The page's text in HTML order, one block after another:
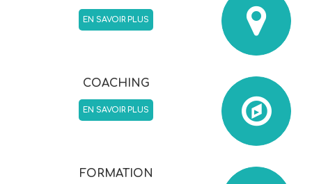
EN SAVOIR PLUS
COACHING
EN SAVOIR PLUS
FORMATION